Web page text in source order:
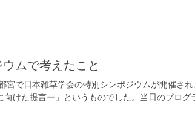
ムで考えたこと
宮で日本雑草学会の特別シンポジウムが開催さ
向けた提言ー」というものでした。当日のプロ